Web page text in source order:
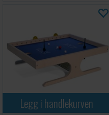
Legg i handlekurven